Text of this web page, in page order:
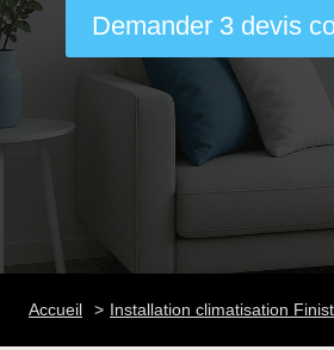
Demander 3 devis
Accueil Installation climatisation